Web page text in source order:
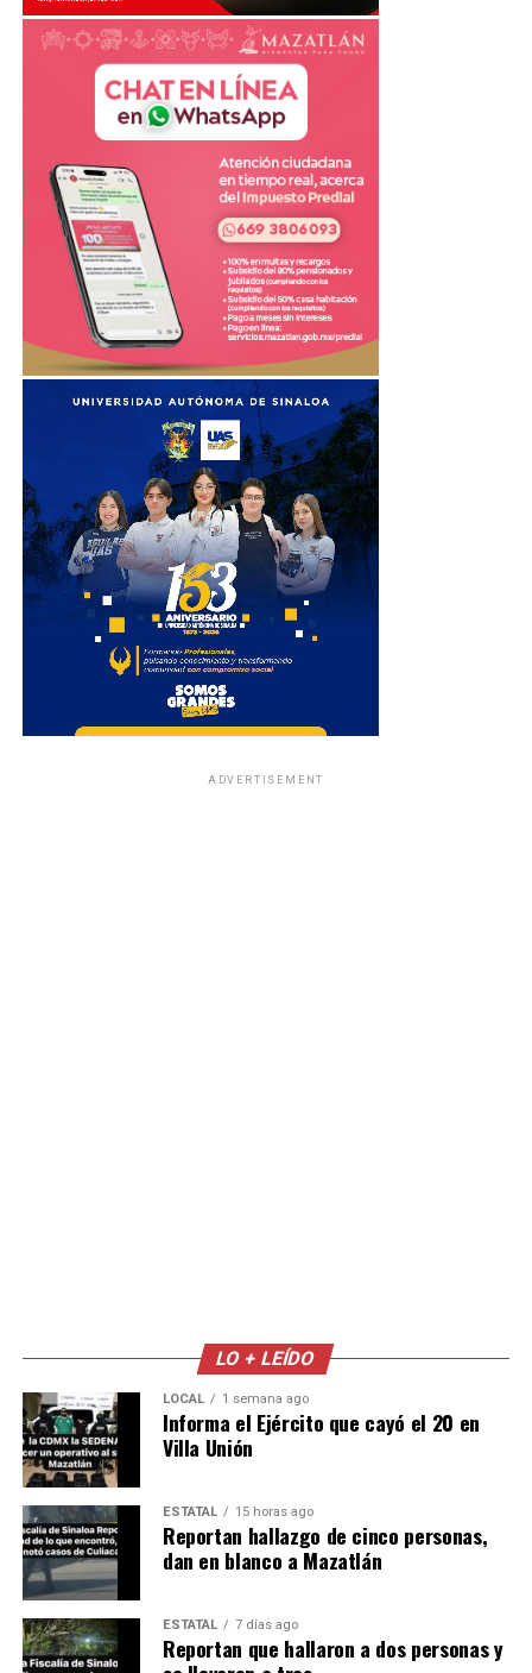
ADVERTISEMENT
LO + LEÍDO
LOCAL 1 semana ago
Informa el Ejército que cayó el 20 en
Villa Unión
ESTATAL 15 horas ago
Reportan hallazgo de cinco personas,
dan en blanco a Mazatlán
ESTATAL 7 días ago
Reportan que hallaron a dos personas y